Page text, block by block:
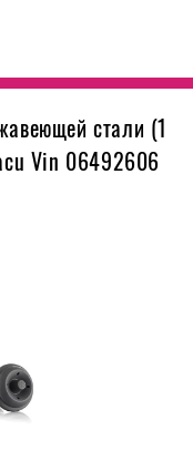
стали (1
Vin 06492606